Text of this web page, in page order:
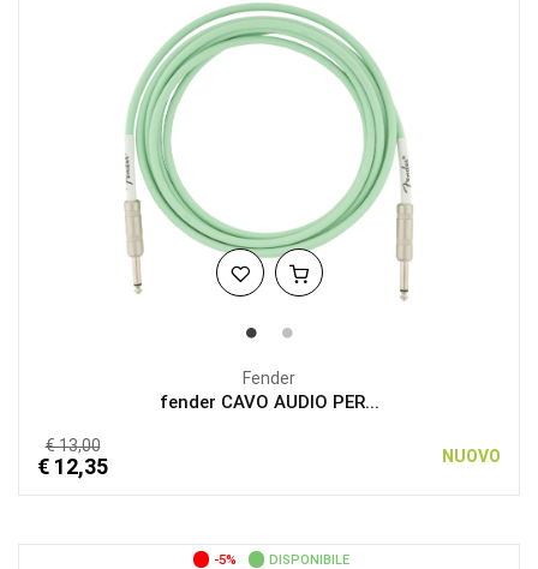
Fender
fender CAVO AUDIO PER...
€ 13,00
€ 12,35 NUOVO
-5% DISPONIBILE